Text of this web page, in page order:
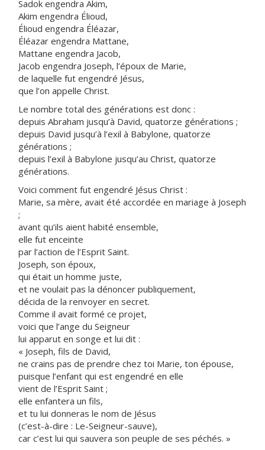
Sadok engendra Akim,
Akim engendra Élioud,
Élioud engendra Éléazar,
Éléazar engendra Mattane,
Mattane engendra Jacob,
Jacob engendra Joseph, l’époux de Marie,
de laquelle fut engendré Jésus,
que l’on appelle Christ.
Le nombre total des générations est donc :
depuis Abraham jusqu’à David, quatorze générations ;
depuis David jusqu’à l’exil à Babylone, quatorze
générations ;
depuis l’exil à Babylone jusqu’au Christ, quatorze
générations.
Voici comment fut engendré Jésus Christ :
Marie, sa mère, avait été accordée en mariage à Joseph
;
avant qu’ils aient habité ensemble,
elle fut enceinte
par l’action de l’Esprit Saint.
Joseph, son époux,
qui était un homme juste,
et ne voulait pas la dénoncer publiquement,
décida de la renvoyer en secret.
Comme il avait formé ce projet,
voici que l’ange du Seigneur
lui apparut en songe et lui dit :
« Joseph, fils de David,
ne crains pas de prendre chez toi Marie, ton épouse,
puisque l’enfant qui est engendré en elle
vient de l’Esprit Saint ;
elle enfantera un fils,
et tu lui donneras le nom de Jésus
(c’est-à-dire : Le-Seigneur-sauve),
car c’est lui qui sauvera son peuple de ses péchés. »